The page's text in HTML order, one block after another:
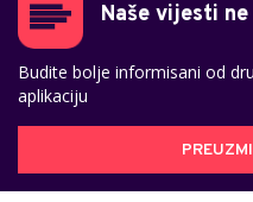
Naše vijesti
Budite bolje informisani od
aplikaciju